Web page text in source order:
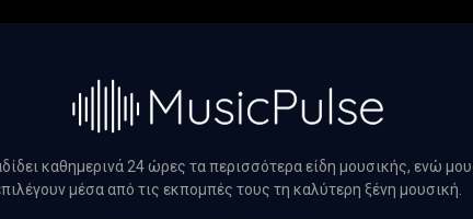
καθημερινά 24 ώρες τα περισσότερα είδη μουσικής, ενώ
μέσα από τις εκπομπές τους τη καλύτερη ξένη μουσική.